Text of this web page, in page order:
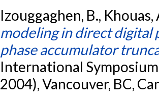
Izouggaghen, B.,
modeling in direct digital
phase accumulator
International
2004), Vancouver, BC,